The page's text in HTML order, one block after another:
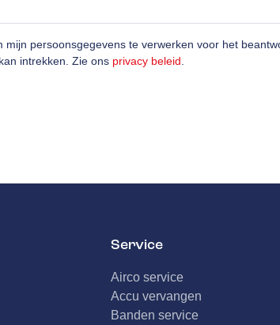
mijn persoonsgegevens te verwerken voor het
intrekken. Zie ons privacy beleid
Service
Airco service
Accu vervangen
Banden service